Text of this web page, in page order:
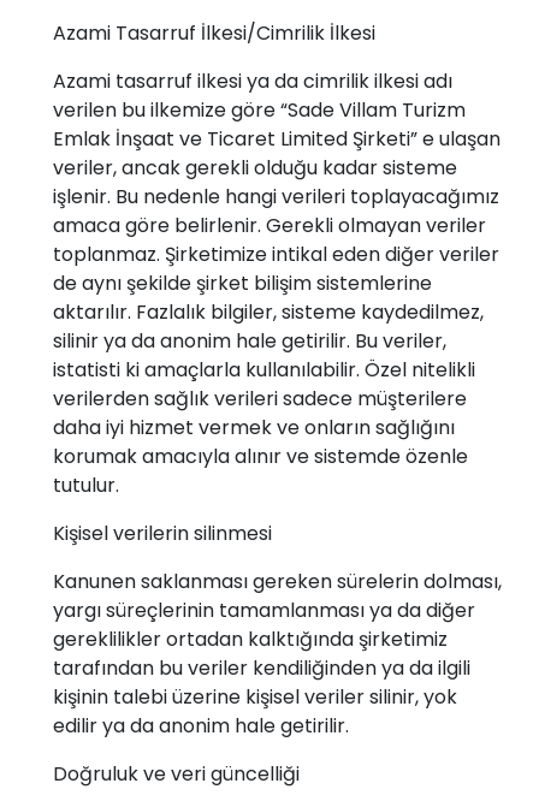
Azami Tasarruf İlkesi/Cimrilik İlkesi
Azami tasarruf ilkesi ya da cimrilik ilkesi adı
verilen bu ilkemize göre “Sade Villam Turizm
Emlak İnşaat ve Ticaret Limited Şirketi” e ulaşan
veriler, ancak gerekli olduğu kadar sisteme
işlenir. Bu nedenle hangi verileri toplayacağımız
amaca göre belirlenir. Gerekli olmayan veriler
toplanmaz. Şirketimize intikal eden diğer veriler
de aynı şekilde şirket bilişim sistemlerine
aktarılır. Fazlalık bilgiler, sisteme kaydedilmez,
silinir ya da anonim hale getirilir. Bu veriler,
istatisti ki amaçlarla kullanılabilir. Özel nitelikli
verilerden sağlık verileri sadece müşterilere
daha iyi hizmet vermek ve onların sağlığını
korumak amacıyla alınır ve sistemde özenle
tutulur.
Kişisel verilerin silinmesi
Kanunen saklanması gereken sürelerin dolması,
yargı süreçlerinin tamamlanması ya da diğer
gereklilikler ortadan kalktığında şirketimiz
tarafından bu veriler kendiliğinden ya da ilgili
kişinin talebi üzerine kişisel veriler silinir, yok
edilir ya da anonim hale getirilir.
Doğruluk ve veri güncelliği